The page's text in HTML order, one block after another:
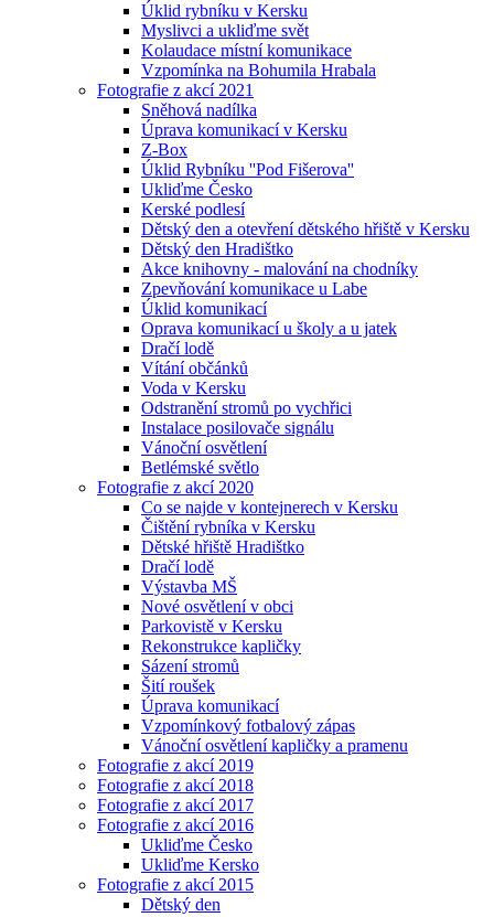
Úklid rybníku v Kersku
Myslivci a ukliďme svět
Kolaudace místní komunikace
Vzpomínka na Bohumila Hrabala
Fotografie z akcí 2021
Sněhová nadílka
Úprava komunikací v Kersku
Z-Box
Úklid Rybníku ''Pod Fišerova''
Ukliďme Česko
Kerské podlesí
Dětský den a otevření dětského hřiště v Kersku
Dětský den Hradištko
Akce knihovny - malování na chodníky
Zpevňování komunikace u Labe
Úklid komunikací
Oprava komunikací u školy a u jatek
Dračí lodě
Vítání občánků
Voda v Kersku
Odstranění stromů po vychřici
Instalace posilovače signálu
Vánoční osvětlení
Betlémské světlo
Fotografie z akcí 2020
Co se najde v kontejnerech v Kersku
Čištění rybníka v Kersku
Dětské hřiště Hradištko
Dračí lodě
Výstavba MŠ
Nové osvětlení v obci
Parkovistě v Kersku
Rekonstrukce kapličky
Sázení stromů
Šití roušek
Úprava komunikací
Vzpomínkový fotbalový zápas
Vánoční osvětlení kapličky a pramenu
Fotografie z akcí 2019
Fotografie z akcí 2018
Fotografie z akcí 2017
Fotografie z akcí 2016
Ukliďme Česko
Ukliďme Kersko
Fotografie z akcí 2015
Dětský den